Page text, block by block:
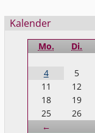
Seitenleiste
Kalender
Mo. Di.
←
4
5
11
12
18
19
25
26